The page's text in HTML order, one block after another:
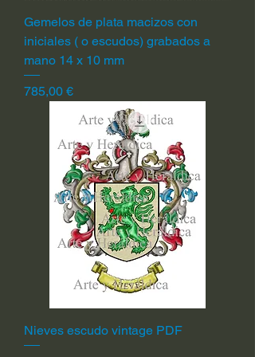
Gemelos de plata macizos con
iniciales ( o escudos) grabados a
mano 14 x 10 mm
Precio
785,00 €
Nieves escudo vintage PDF